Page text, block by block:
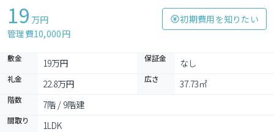
19 万円
管理費10,000円
初期費用を知りたい
敷金 19万円 保証金 なし
礼金 22.8万円 広さ 37.73㎡
階数 7階 / 9階建
間取り 1LDK